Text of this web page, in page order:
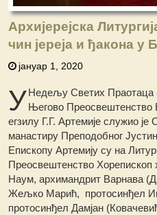
Архијерејска
чин јереја и ђакона у
јануар 1, 2020
УНедељу Светих Праотаца
Његово Преосвештенство
егзилу Г.Г. Артемије служио је
манастиру Преподобног
Епископу Артемију су на
Преосвештенство Хорепископ
Наум, архимандрит Варнава
Жељко Марић, протосинђел
протосинђел Дамјан